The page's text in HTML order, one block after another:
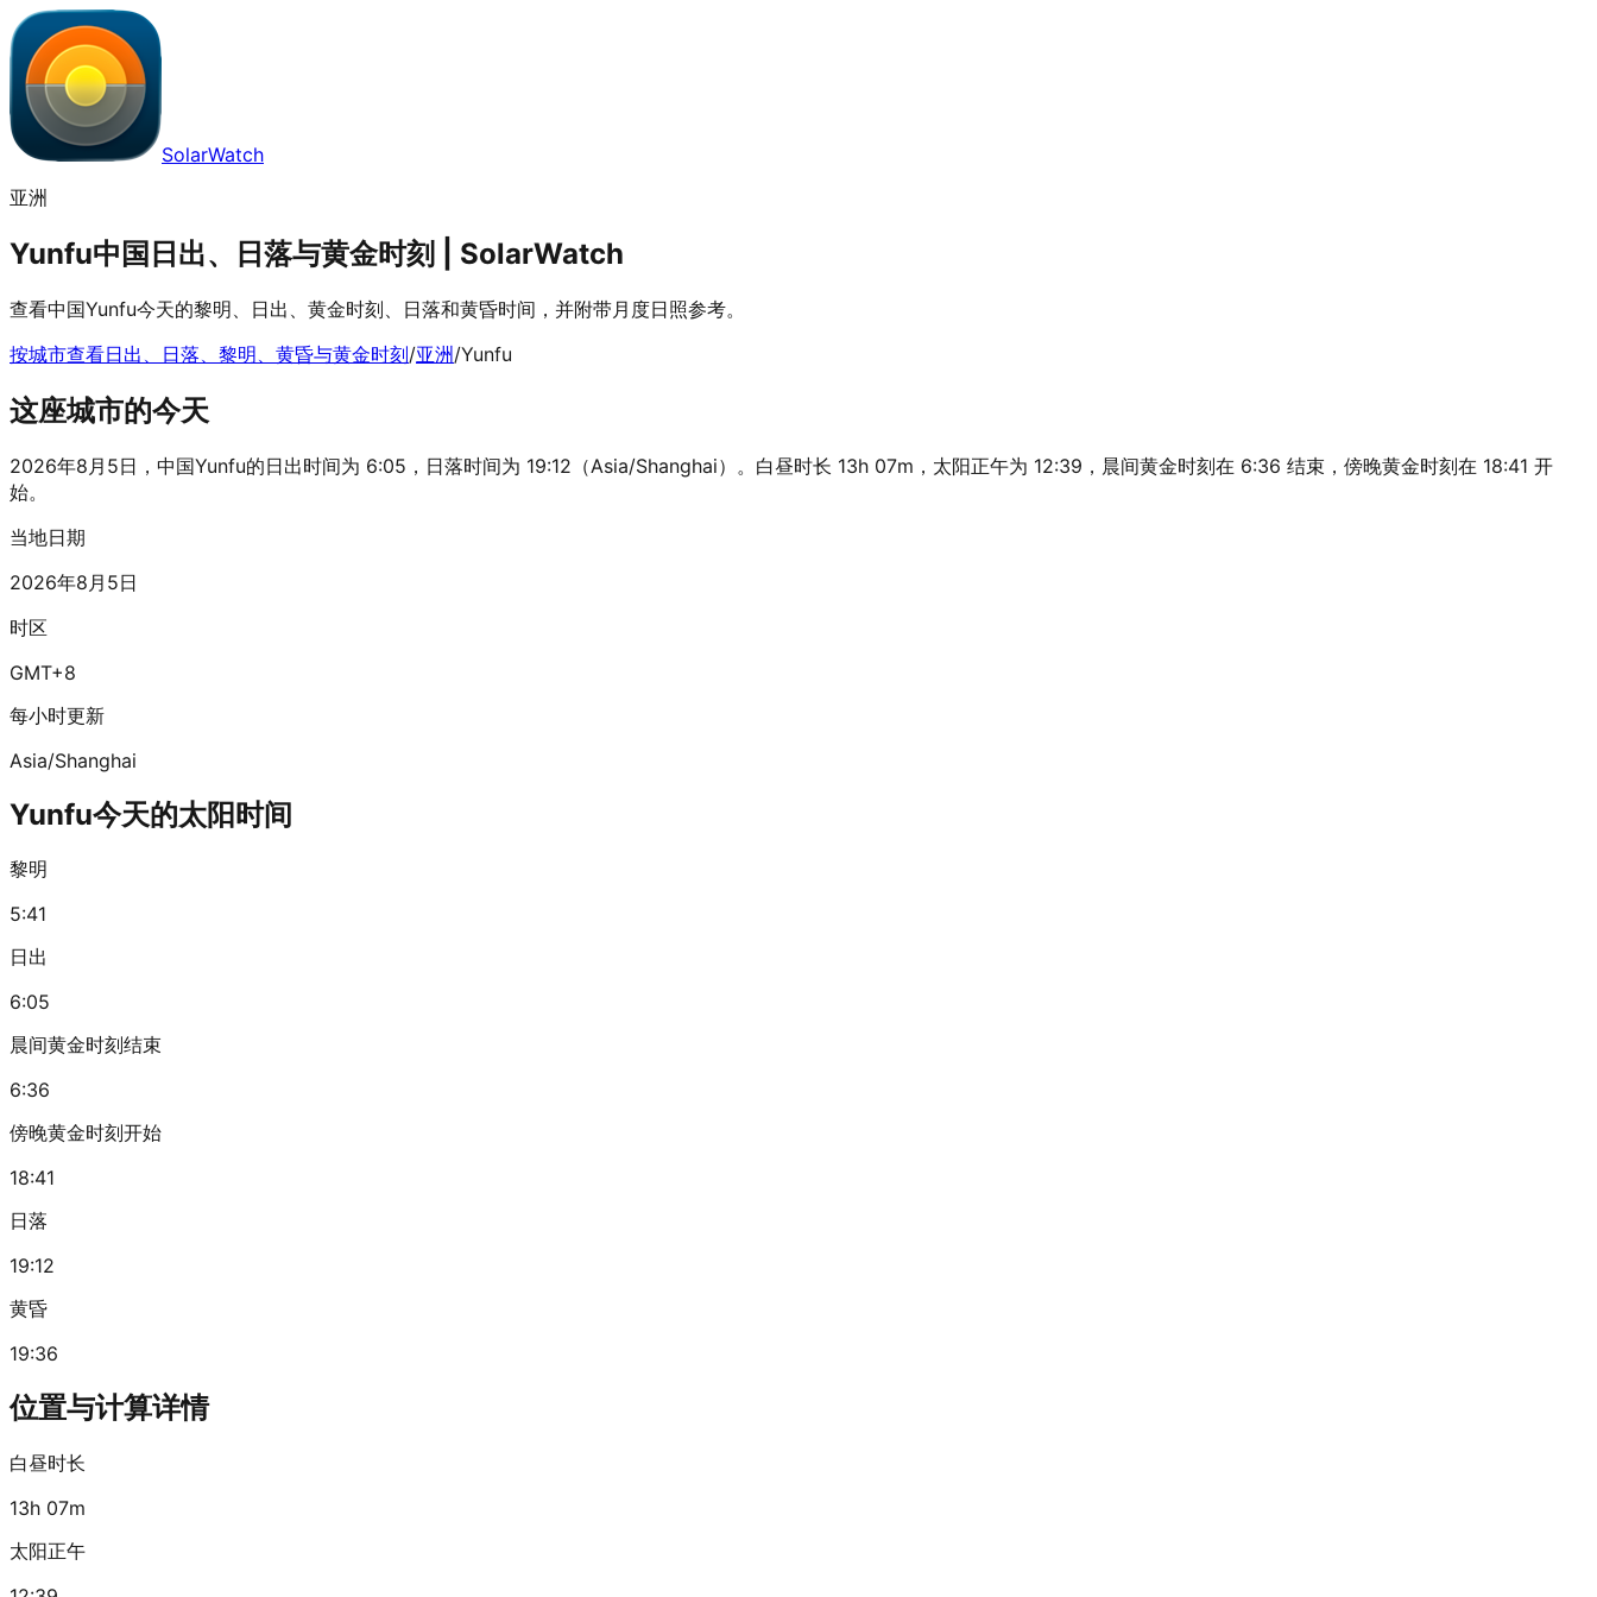
SolarWatch
亚洲
Yunfu中国日出、日落与黄金时刻 | SolarWatch
查看中国Yunfu今天的黎明、日出、黄金时刻、日落和黄昏时间，并附带月度日照参考。
按城市查看日出、日落、黎明、黄昏与黄金时刻/亚洲/Yunfu
这座城市的今天
2026年8月5日，中国Yunfu的日出时间为 6:05，日落时间为 19:12（Asia/Shanghai）。白昼时长 13h 07m，太阳正午为 12:39，晨间黄金时刻在 6:36 结束，傍晚黄金时刻在 18:41 开
始。
当地日期
2026年8月5日
时区
GMT+8
每小时更新
Asia/Shanghai
Yunfu今天的太阳时间
黎明
5:41
日出
6:05
晨间黄金时刻结束
6:36
傍晚黄金时刻开始
18:41
日落
19:12
黄昏
19:36
位置与计算详情
白昼时长
13h 07m
太阳正午